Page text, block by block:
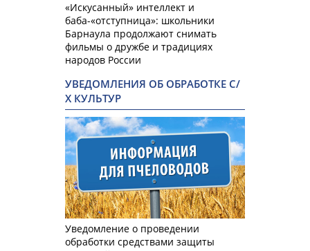
«Искусанный» интеллект и
баба-«отступница»: школьники
Барнаула продолжают снимать
фильмы о дружбе и традициях
народов России
УВЕДОМЛЕНИЯ ОБ ОБРАБОТКЕ С/
Х КУЛЬТУР
Уведомление о проведении
обработки средствами защиты